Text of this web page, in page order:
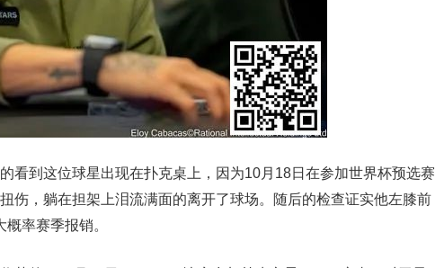
看到这位球星出现在扑克桌上，因为10月18日在参加世界杯预选赛
伤，躺在担架上泪流满面的离开了球场。随后的检查证实他左膝前
率赛季报销。